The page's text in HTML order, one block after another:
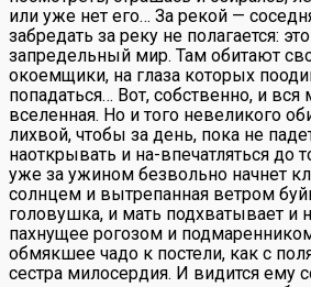
или уже нет его… За рекой —
забредать за реку не полагается:
запредельный мир. Там обитают
окоемщики, на глаза которых
попадаться… Вот, собственно, и
вселенная. Но и того невеликого
лихвой, чтобы за день, пока не
наоткрывать и на-впечатляться до
уже за ужином безвольно начнет
солнцем и вытрепанная ветром
головушка, и мать подхватывает и
пахнущее рогозом и
обмякшее чадо к постели, как с
сестра милосердия. И видится ему